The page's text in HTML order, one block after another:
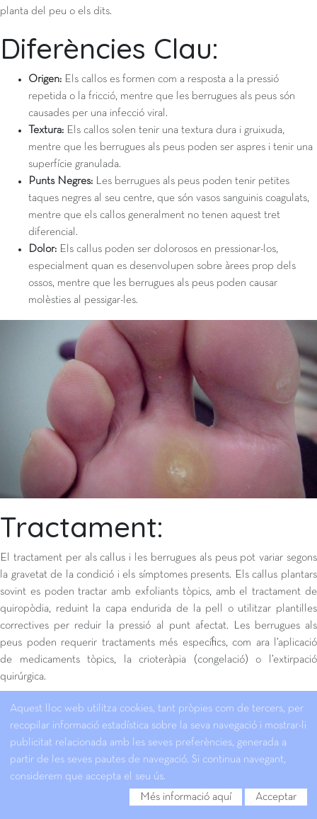
planta del peu o els dits.
Diferències Clau:
Origen: Els callos es formen com a resposta a la pressió
repetida o la fricció, mentre que les berrugues als peus són
causades per una infecció viral.
Textura: Els callos solen tenir una textura dura i gruixuda,
mentre que les berrugues als peus poden ser aspres i tenir una
superfície granulada.
Punts Negres: Les berrugues als peus poden tenir petites
taques negres al seu centre, que són vasos sanguinis coagulats,
mentre que els callos generalment no tenen aquest tret
diferencial.
Dolor: Els callus poden ser dolorosos en pressionar-los,
especialment quan es desenvolupen sobre àrees prop dels
ossos, mentre que les berrugues als peus poden causar
molèsties al pessigar-les.
Tractament:
El tractament per als callus i les berrugues als peus pot variar segons
la gravetat de la condició i els símptomes presents. Els callus plantars
sovint es poden tractar amb exfoliants tòpics, amb el tractament de
quiropòdia, reduint la capa endurida de la pell o utilitzar plantilles
correctives per reduir la pressió al punt afectat. Les berrugues als
peus poden requerir tractaments més específics, com ara l’aplicació
de medicaments tòpics, la crioteràpia (congelació) o l’extirpació
quirúrgica.
Aquest lloc web utilitza cookies, tant pròpies com de tercers, per
recopilar informació estadística sobre la seva navegació i mostrar-li
publicitat relacionada amb les seves preferències, generada a
partir de les seves pautes de navegació. Si continua navegant,
considerem que accepta el seu ús.
Més informació aquí Acceptar